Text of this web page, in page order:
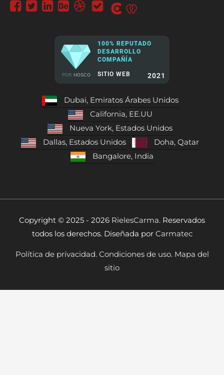
POR HOSCO
100% REPUTADO
DESARROLLO
COMPAÑÍA
SITIO WEB 2021
Dubai, Emiratos Árabes Unidos
California, EE.UU
Nueva York, Estados Unidos
Dallas, Estados Unidos
Doha, Qatar
Bangalore, India
Copyright © 2025 - 2026 RielesCarma. Reservados
todos los derechos. Diseñada por Carmatec
Política de privacidad. Condiciones de uso.Mapa del
sitio